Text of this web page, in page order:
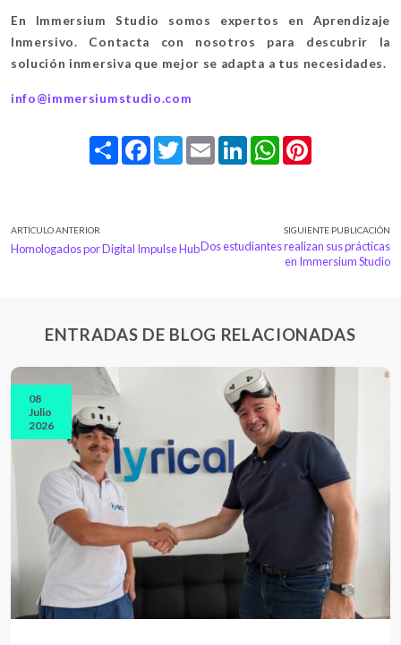
En Immersium Studio somos expertos en Aprendizaje
Inmersivo. Contacta con nosotros para descubrir la
solución inmersiva que mejor se adapta a tus necesidades.
info@immersiumstudio.com
Share FacebookTwitterEmail LinkedInWhatsApp
ARTÍCULO ANTERIOR
Homologados por Digital Impulse Hub
SIGUIENTE PUBLICACIÓN
Dos estudiantes realizan sus prácticas
en Immersium Studio
ENTRADAS DE BLOG RELACIONADAS
08
Julio
2026